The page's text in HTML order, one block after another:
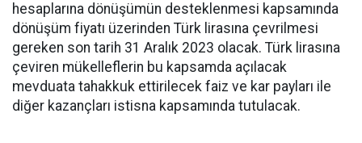
hesaplarına dönüşümün desteklenmesi kapsamında
dönüşüm fiyatı üzerinden Türk lirasına çevrilmesi
gereken son tarih 31 Aralık 2023 olacak. Türk lirasına
çeviren mükelleflerin bu kapsamda açılacak
mevduata tahakkuk ettirilecek faiz ve kar payları ile
diğer kazançları istisna kapsamında tutulacak.